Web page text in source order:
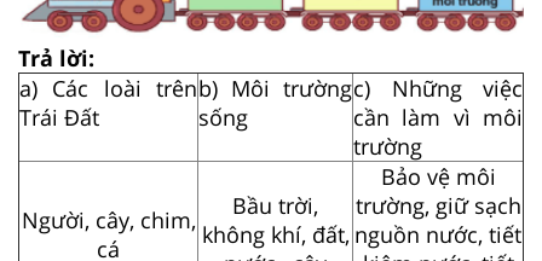
Trả lời:
a) Các loài trên
Trái Đất
b) Môi trường
sống
c) Những việc
cần làm vì môi
trường
Người, cây, chim,
cá
Bầu trời,
không khí, đất,
Bảo vệ môi
trường, giữ sạch
nguồn nước, tiết